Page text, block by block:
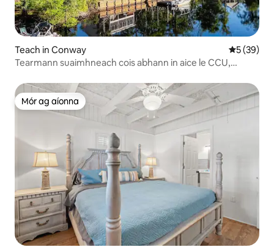
Teach in Conway
5 (39)
Tearmann suaimhneach cois abhann in aice le CCU,
Mór ag aíonna
Mór ag aíonna